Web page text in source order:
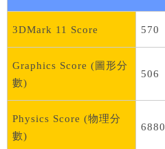
3DMark 11 Score 570
Graphics Score (圖形分
數)
506
Physics Score (物理分
數)
6880